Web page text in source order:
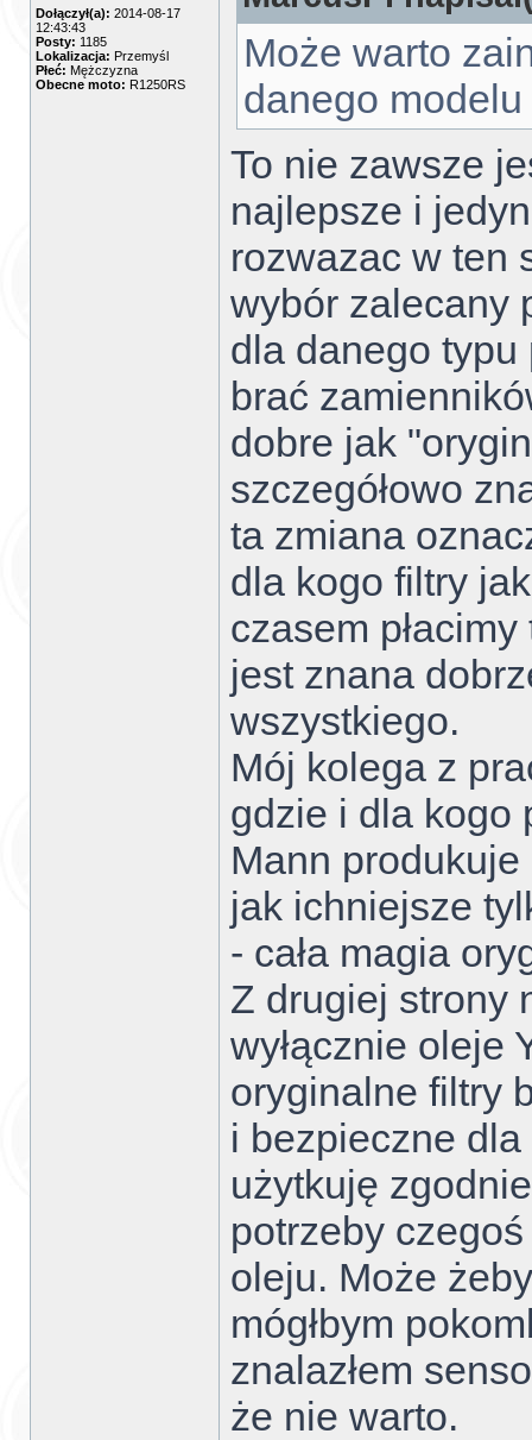
Dołączył(a): 2014-08-17
12:43:43
Posty: 1185
Lokalizacja: Przemyśl
Płeć: Mężczyzna
Obecne moto: R1250RS
Może warto
danego
To nie zawsze
najlepsze i
rozwazac w ten
wybór zalecany
dla danego
brać
dobre jak
szczegółowo
ta zmiana
dla kogo filtry
czasem
jest znana
wszystkiego.
Mój kolega z
gdzie i dla kogo
Mann
jak ichniejsze
- cała magia
Z drugiej strony
wyłącznie oleje
oryginalne filtry
i bezpieczne
użytkuję
potrzeby
oleju. Może
mógłbym
znalazłem
że nie warto.